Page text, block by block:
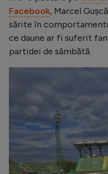
Facebook, Marcel
sărite în
ce daune ar fi suferit
partidei de sâmbătă.